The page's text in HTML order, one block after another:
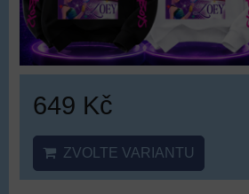
649 Kč
ZVOLTE VARIANTU